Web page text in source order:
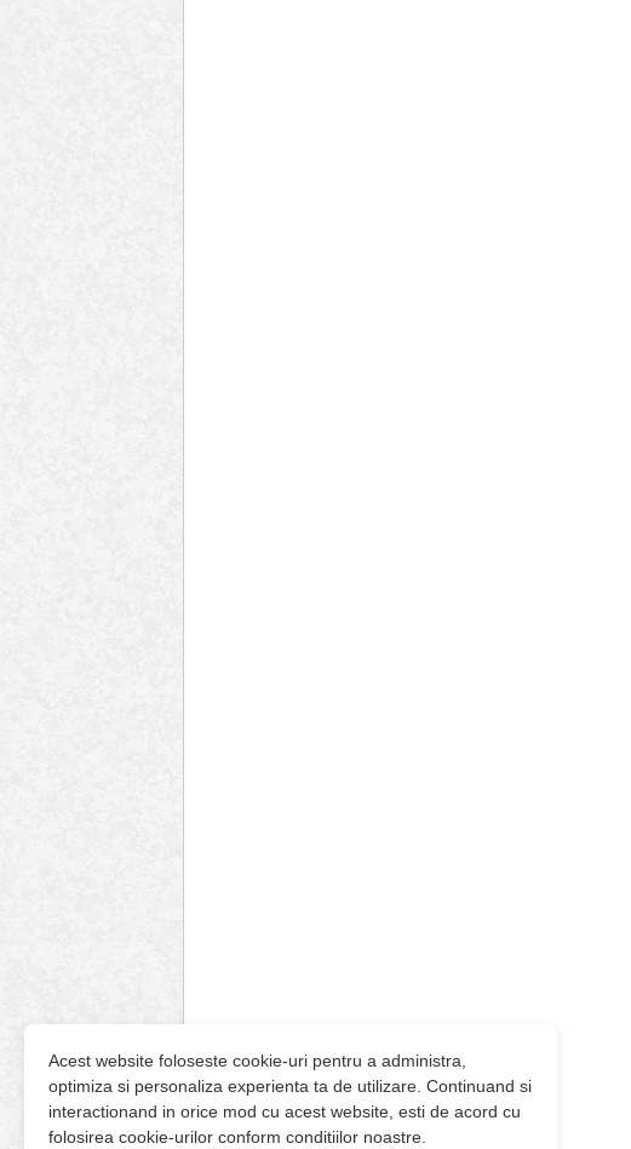
Acest website foloseste cookie-uri pentru a administra,
optimiza si personaliza experienta ta de utilizare. Continuand si
interactionand in orice mod cu acest website, esti de acord cu
folosirea cookie-urilor conform conditiilor noastre.